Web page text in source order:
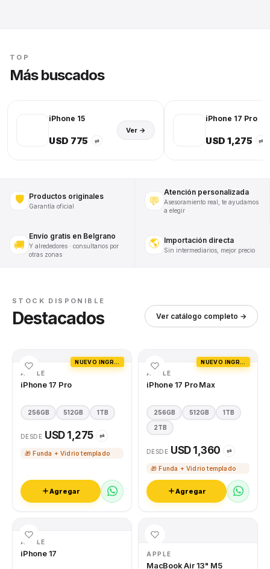
TOP
Más buscados
iPhone 15
USD 775 ⇄
Ver →
iPhone 17 Pro
USD 1,275 ⇄
🛡️ Productos originales
Garantía oficial 💬
Atención personalizada
Asesoramiento real, te ayudamos
a elegir
🚚
Envío gratis en Belgrano
Y alrededores · consultanos por
otras zonas
🌎 Importación directa
Sin intermediarios, mejor precio
STOCK DISPONIBLE
Destacados Ver catálogo completo →
APPLE
iPhone 17 Pro
256GB 512GB 1TB
DESDE USD 1,275 ⇄
🎁 Funda + Vidrio templado
Agregar
APPLE
iPhone 17 Pro Max
256GB 512GB 1TB
2TB
DESDE USD 1,360 ⇄
🎁 Funda + Vidrio templado
Agregar
APPLE
iPhone 17 APPLE
MacBook Air 13" M5